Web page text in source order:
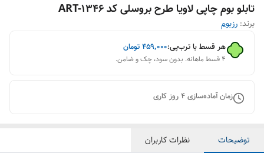
تابلو بوم چاپی لاویا طرح بروسلی کد ART-1346
برند: رزبوم
هر قسط با ترب‌پی:۴۵۹٬۰۰۰تومان
۴ قسط ماهانه. بدون سود، چک و ضامن.
زمان آماده‌سازی4روز کاری
توضیحات نظرات کاربران